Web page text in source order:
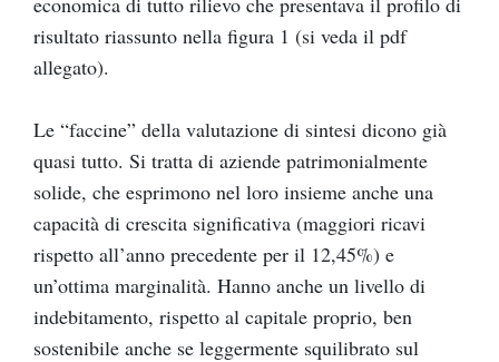
risultato riassunto nella figura 1 (si veda il pdf
allegato).
Le “faccine” della valutazione di sintesi dicono già
quasi tutto. Si tratta di aziende patrimonialmente
solide, che esprimono nel loro insieme anche una
capacità di crescita significativa (maggiori ricavi
rispetto all’anno precedente per il 12,45%) e
un’ottima marginalità. Hanno anche un livello di
indebitamento, rispetto al capitale proprio, ben
sostenibile anche se leggermente squilibrato sul